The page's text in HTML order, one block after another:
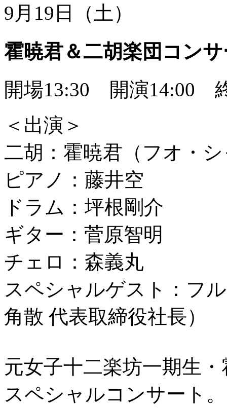
9月19日（土）
霍暁君＆二胡楽団コン
開場13:30 開演14:00
＜出演＞
二胡：霍暁君（フオ・
ピアノ：藤井空
ドラム：坪根剛介
ギター：菅原智明
チェロ：森義丸
スペシャルゲスト：フ
角散 代表取締役社長）
元女子十二楽坊一期生
スペシャルコンサート。